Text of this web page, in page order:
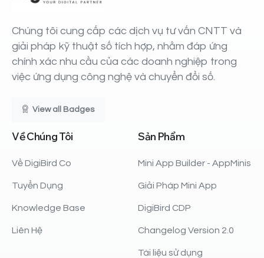
Chúng tôi cung cấp các dịch vụ tư vấn CNTT và
giải pháp kỹ thuật số tích hợp, nhằm đáp ứng
chính xác nhu cầu của các doanh nghiệp trong
việc ứng dụng công nghệ và chuyển đổi số.
View all Badges
VềChúngTôi
Về DigiBird Co
Tuyển Dụng
Knowledge Base
Liên Hệ
Sản Phẩm
Mini App Builder - AppMinis
Giải Pháp Mini App
DigiBird CDP
Changelog Version 2.0
Tài liệu sử dụng